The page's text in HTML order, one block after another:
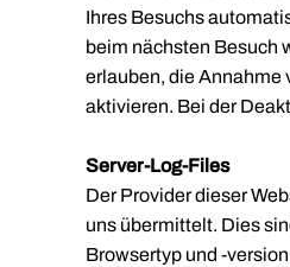
Ihres Besuchs
beim nächsten Besuch
erlauben, die Annahme
aktivieren. Bei der
Server-Log-Files
Der Provider dieser
uns übermittelt. Dies
Browsertyp und -version